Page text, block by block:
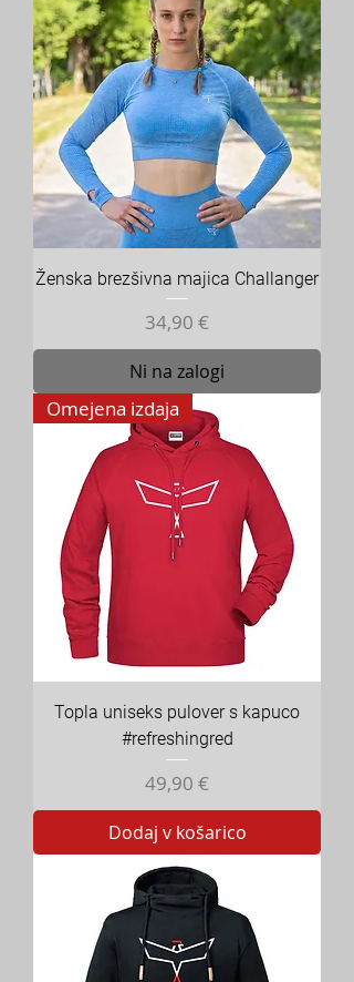
Ženska brezšivna majica Challanger
Cena
34,90 €
Ni na zalogi
Omejena izdaja
Topla uniseks pulover s kapuco
#refreshingred
Cena
49,90 €
Dodaj v košarico